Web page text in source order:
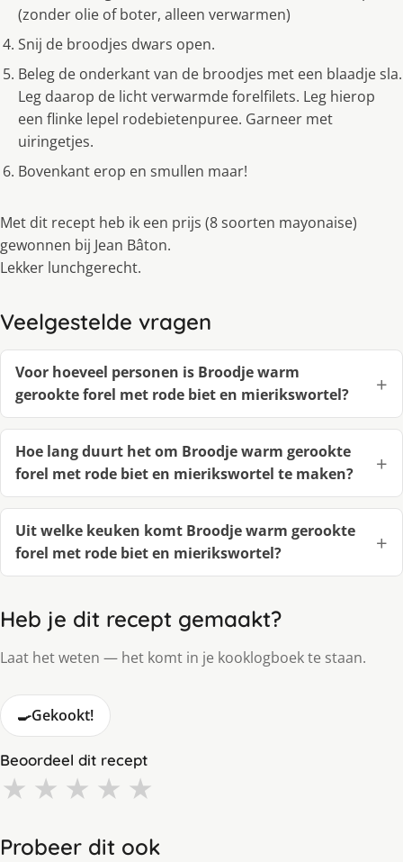
(zonder olie of boter, alleen verwarmen)
Snij de broodjes dwars open.
Beleg de onderkant van de broodjes met een blaadje sla.
Leg daarop de licht verwarmde forelfilets. Leg hierop
een flinke lepel rodebietenpuree. Garneer met
uiringetjes.
Bovenkant erop en smullen maar!
Met dit recept heb ik een prijs (8 soorten mayonaise)
gewonnen bij Jean Bâton.
Lekker lunchgerecht.
Veelgestelde vragen
Voor hoeveel personen is Broodje warm
gerookte forel met rode biet en mierikswortel?
Hoe lang duurt het om Broodje warm gerookte
forel met rode biet en mierikswortel te maken?
Uit welke keuken komt Broodje warm gerookte
forel met rode biet en mierikswortel?
Heb je dit recept gemaakt?
Laat het weten — het komt in je kooklogboek te staan.
🍳Gekookt!
Beoordeel dit recept
★ ★ ★ ★ ★
Probeer dit ook